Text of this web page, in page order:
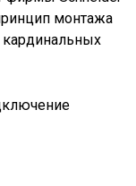
монтажа
кардинальных